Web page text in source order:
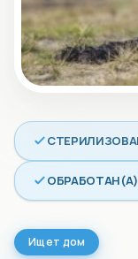
Ищет дом